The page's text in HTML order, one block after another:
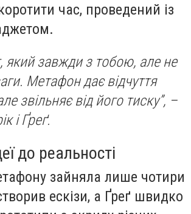
час, проведений із
який завжди з тобою, але не
Метафон дає відчуття
звільняє від його тиску”, –
і Ґреґ.
до реальності
зайняла лише чотири
ескізи, а Ґреґ швидко